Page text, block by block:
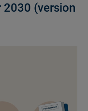
2030 (version